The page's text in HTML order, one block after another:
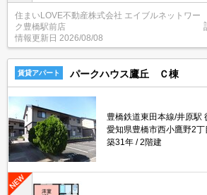
ォシュレット・エアコンなどの設備付き◎
い♪
住まいLOVE不動産株式会社 エイブルネットワー
ク豊橋駅前店
情報更新日 2026/08/08
賃貸アパート パークハウス鷹丘 Ｃ棟
豊橋鉄道東田本線/井原駅
愛知県豊橋市西小鷹野2丁
築31年
2階建